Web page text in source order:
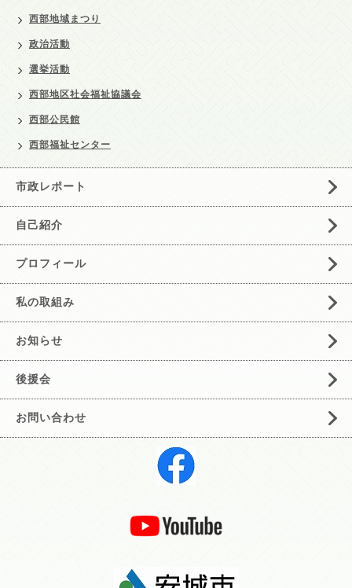
西部地域まつり
政治活動
選挙活動
西部地区社会福祉協議会
西部公民館
西部福祉センター
市政レポート
自己紹介
プロフィール
私の取組み
お知らせ
後援会
お問い合わせ